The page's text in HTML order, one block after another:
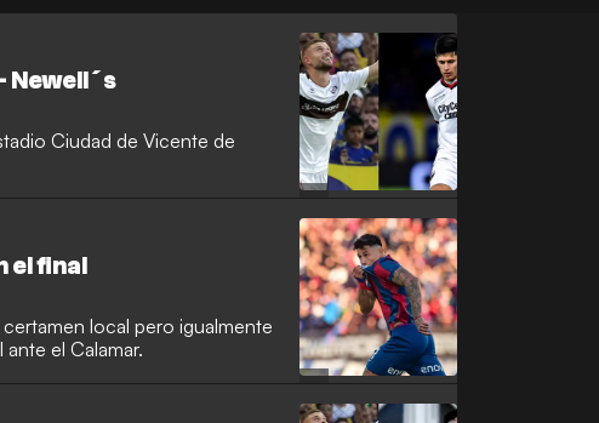
Newell´s
Ciudad de Vicente de
el final
local pero igualmente
el Calamar.